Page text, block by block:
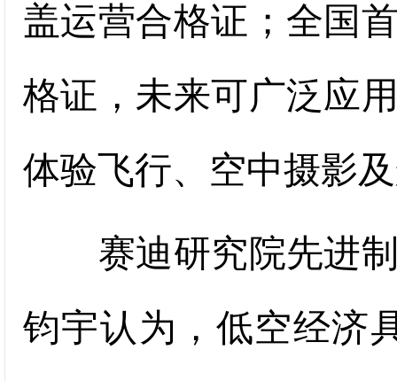
盖运营合格证；全国
格证，未来可广泛应
体验飞行、空中摄影
赛迪研究院先进制
钧宇认为，低空经济